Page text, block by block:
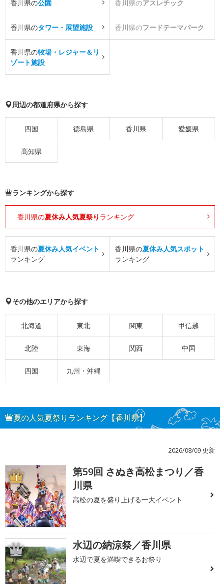
香川県の公園 香川県のアスレチック
香川県のタワー・展望施設 香川県のフードテーマパーク
香川県の牧場・レジャー＆リ
ゾート施設
周辺の都道府県から探す
四国 徳島県 香川県 愛媛県
高知県
ランキングから探す
香川県の夏休み人気夏祭り ランキング
香川県の夏休み人気イベント
ランキング
香川県の夏休み人気スポット
ランキング
その他のエリアから探す
北海道 東北 関東 甲信越
北陸 東海 関西 中国
四国 九州・沖縄
夏の人気夏祭りランキング【香川県】
2026/08/09 更新
1
第59回 さぬき高松まつり／香
川県
高松の夏を盛り上げる一大イベント
2 水辺の納涼祭／香川県
水辺で夏を満喫できるお祭り